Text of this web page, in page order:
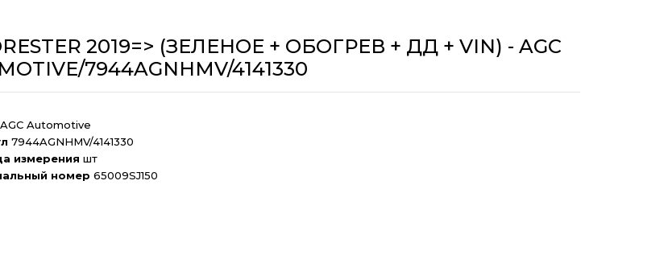
2019=> (ЗЕЛЕНОЕ + ОБОГРЕВ + ДД + VIN) - AGC
7944AGNHMV/4141330
AGC Automotive
7944AGNHMV/4141330
измерения шт
номер 65009SJ150